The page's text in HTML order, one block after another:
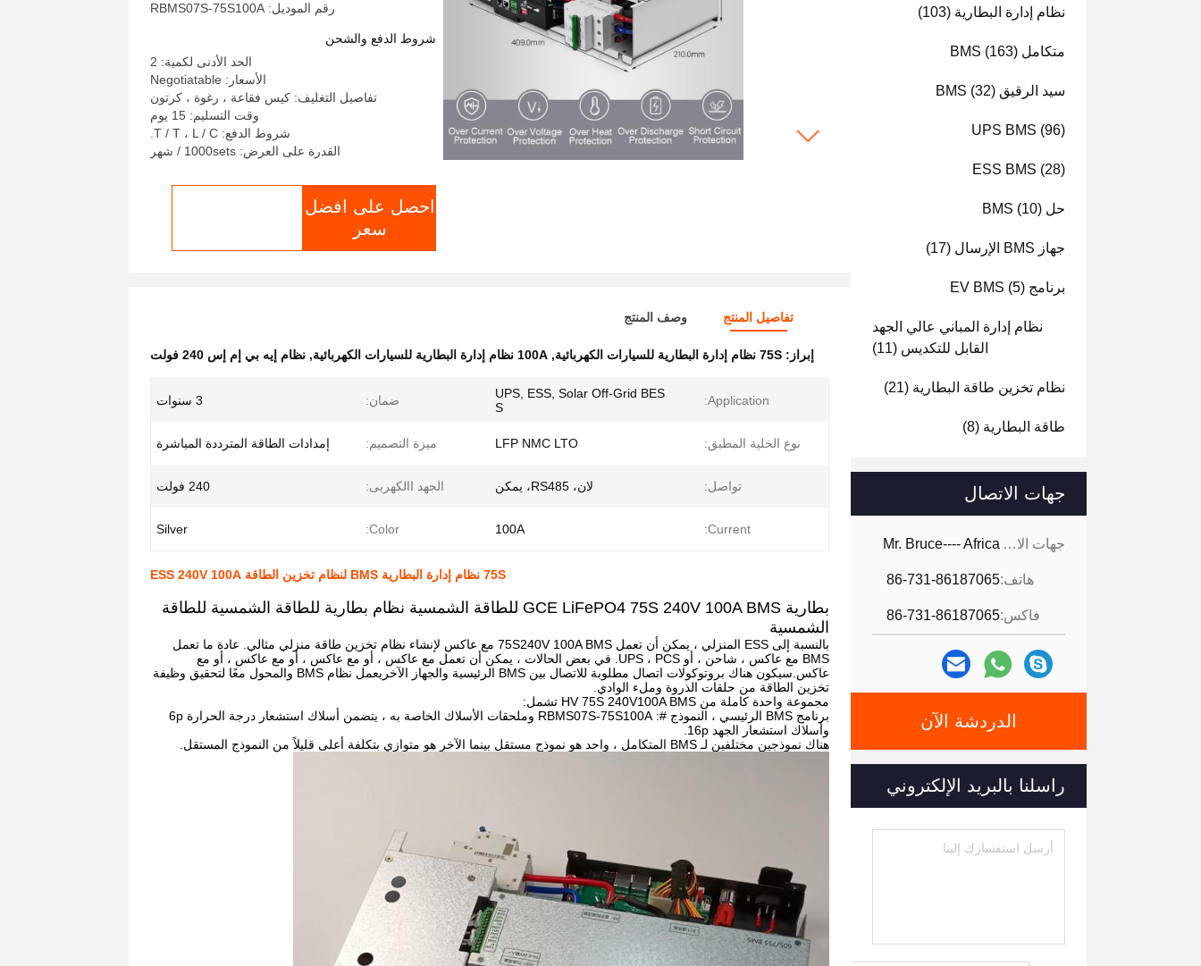
نظام إدارة البطارية (103)
متكامل BMS (163)
سيد الرقيق BMS (32)
UPS BMS (96)
ESS BMS (28)
حل BMS (10)
جهاز BMS الإرسال (17)
برنامج EV BMS (5)
نظام إدارة المباني عالي الجهد
القابل للتكديس (11)
نظام تخزين طاقة البطارية (21)
طاقة البطارية (8)
جهات الاتصال
جهات الاتصال: Mr. Bruce---- Africa
هاتف:86-731-86187065
فاكس:86-731-86187065
الدردشة الآن
راسلنا بالبريد الإلكتروني
رقم الموديل: RBMS07S-75S100A
شروط الدفع والشحن
الحد الأدنى لكمية: 2
الأسعار: Negotiatable
تفاصيل التغليف: كيس فقاعة ، رغوة ، كرتون
وقت التسليم: 15 يوم
شروط الدفع: T / T ، L / C.
القدرة على العرض: 1000sets / شهر
احصل على افضل
سعر
تفاصيل المنتج وصف المنتج
إبراز: 75S نظام إدارة البطارية للسيارات الكهربائية , 100A نظام إدارة البطارية للسيارات الكهربائية , نظام إيه بي إم إس 240 فولت
Application:
UPS, ESS, Solar Off-Grid BES
S
ضمان: 3 سنوات
نوع الخلية المطبق: LFP NMC LTO ميزة التصميم: إمدادات الطاقة المترددة المباشرة
تواصل: لان، RS485، يمكن الجهد االكهربى: 240 فولت
Current:
100A
Color:
Silver
75S نظام إدارة البطارية BMS لنظام تخزين الطاقة ESS 240V 100A
بطارية GCE LiFePO4 75S 240V 100A BMS للطاقة الشمسية نظام بطارية للطاقة الشمسية للطاقة
الشمسية
بالنسبة إلى ESS المنزلي ، يمكن أن تعمل 75S240V 100A BMS مع عاكس لإنشاء نظام تخزين طاقة منزلي مثالي. عادة ما تعمل
BMS مع عاكس ، شاحن ، أو UPS ، PCS. في بعض الحالات ، يمكن أن تعمل مع عاكس ، أو مع عاكس ، أو مع عاكس ، أو مع
عاكس.سيكون هناك بروتوكولات اتصال مطلوبة للاتصال بين BMS الرئيسية والجهاز الآخريعمل نظام BMS والمحول معًا لتحقيق وظيفة
تخزين الطاقة من حلقات الذروة وملء الوادي.
مجموعة واحدة كاملة من HV 75S 240V100A BMS تشمل:
برنامج BMS الرئيسي ، النموذج #: RBMS07S-75S100A وملحقات الأسلاك الخاصة به ، يتضمن أسلاك استشعار درجة الحرارة 6p
وأسلاك استشعار الجهد 16p.
هناك نموذجين مختلفين لـ BMS المتكامل ، واحد هو نموذج مستقل بينما الآخر هو متوازي بتكلفة أعلى قليلاً من النموذج المستقل.